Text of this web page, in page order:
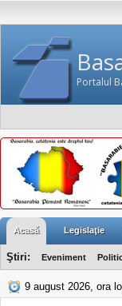
Portalul
Acasă Legislaţie
Ştiri: Eveniment
9 august 2026, ora